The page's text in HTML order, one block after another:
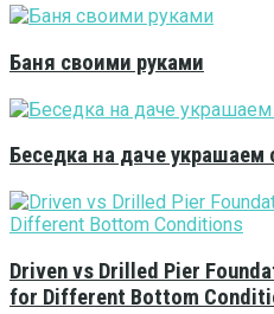
Баня своими руками
Беседка на даче украшаем
Driven vs Drilled Pier
for Different Bottom